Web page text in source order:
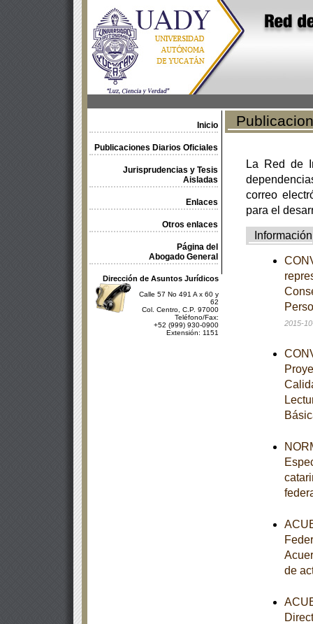
Inicio
Publicaciones Diarios Oficiales
Jurisprudencias y Tesis
Aisladas
Enlaces
Otros enlaces
Página del
Abogado General
Dirección de Asuntos Jurídicos
Calle 57 No 491 A x 60 y
62
Col. Centro, C.P. 97000
Teléfono/Fax:
+52 (999) 930-0900
Extensión: 1151
La Red de
correo
para el
Información
2015-
de